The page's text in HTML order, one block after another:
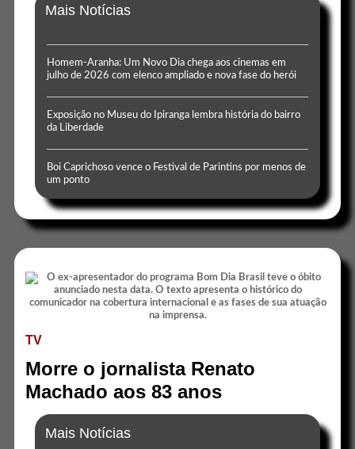
Mais Notícias
Homem-Aranha: Um Novo Dia chega aos cinemas em
julho de 2026 com elenco ampliado e nova fase do herói
Exposição no Museu do Ipiranga lembra história do bairro
da Liberdade
Boi Caprichoso vence o Festival de Parintins por menos de
um ponto
TV
Morre o jornalista Renato
Machado aos 83 anos
Mais Notícias